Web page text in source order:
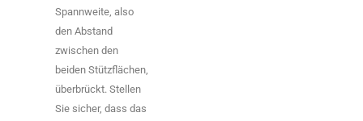
Spannweite, also
den Abstand
zwischen den
beiden Stützflächen,
überbrückt. Stellen
Sie sicher, dass das